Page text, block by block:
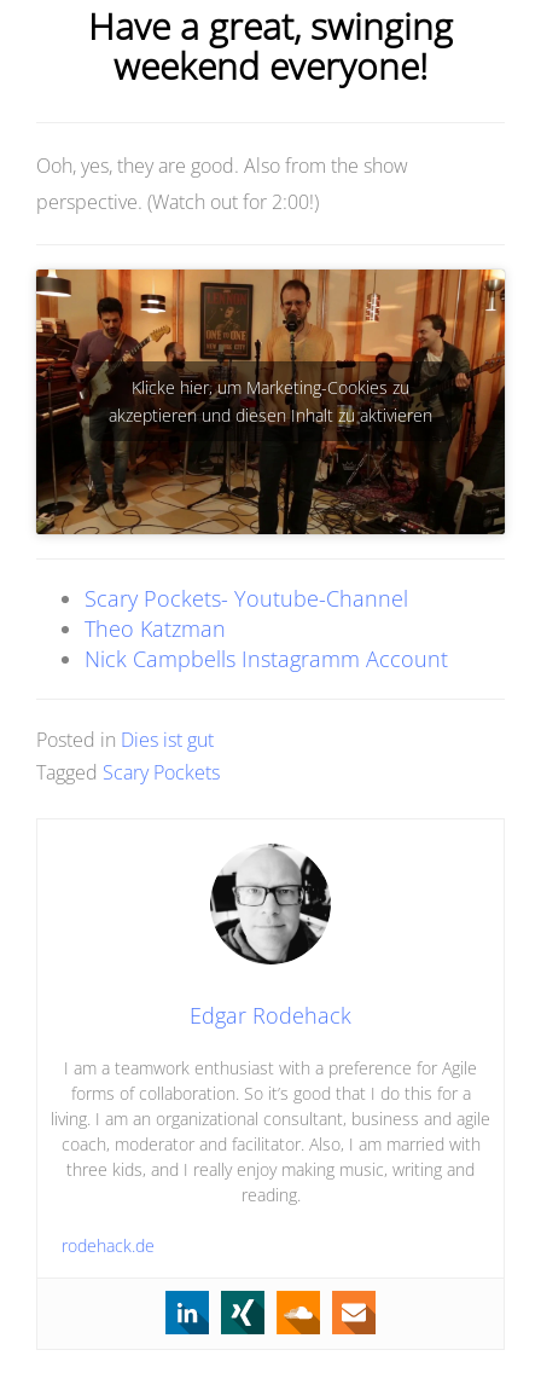
Have a great, swinging
weekend everyone!
Ooh, yes, they are good. Also from the show
perspective. (Watch out for 2:00!)
Klicke hier, um Marketing-Cookies zu
akzeptieren und diesen Inhalt zu aktivieren
Scary Pockets- Youtube-Channel
Theo Katzman
Nick Campbells Instagramm Account
Posted in Dies ist gut
Tagged Scary Pockets
Edgar Rodehack
I am a teamwork enthusiast with a preference for Agile
forms of collaboration. So it’s good that I do this for a
living. I am an organizational consultant, business and agile
coach, moderator and facilitator. Also, I am married with
three kids, and I really enjoy making music, writing and
reading.
rodehack.de